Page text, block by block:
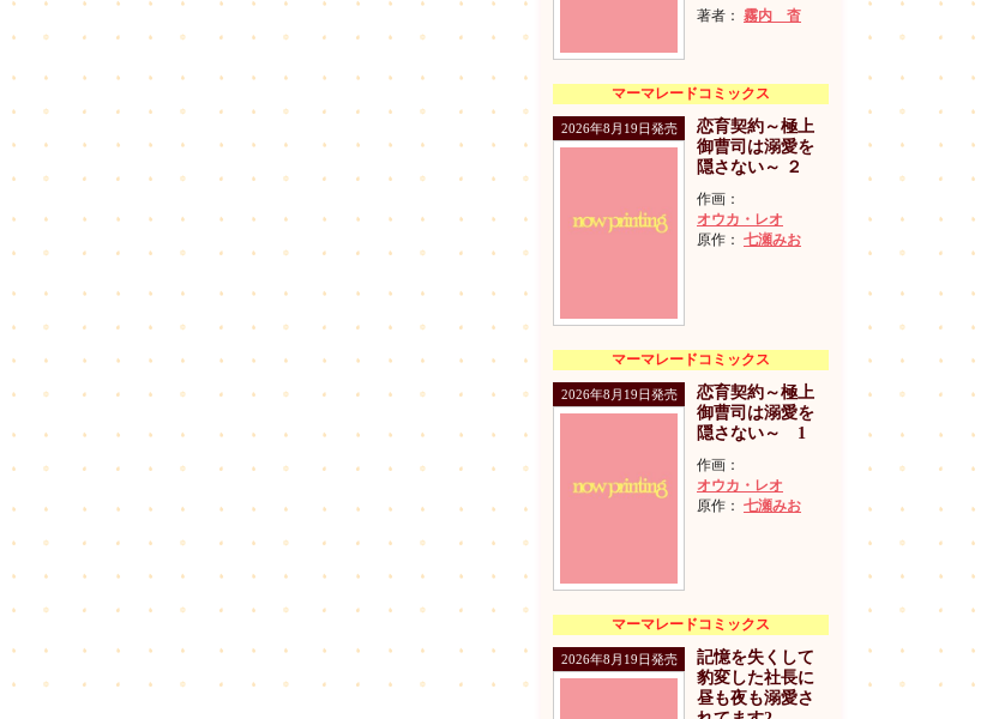
著者： 霧内 杳
マーマレードコミックス
2026年8月19日発売
恋育契約～極上
御曹司は溺愛を
隠さない～ ２
作画：
オウカ・レオ
原作： 七瀬みお
マーマレードコミックス
2026年8月19日発売
恋育契約～極上
御曹司は溺愛を
隠さない～ 1
作画：
オウカ・レオ
原作： 七瀬みお
マーマレードコミックス
2026年8月19日発売
記憶を失くして
豹変した社長に
昼も夜も溺愛さ